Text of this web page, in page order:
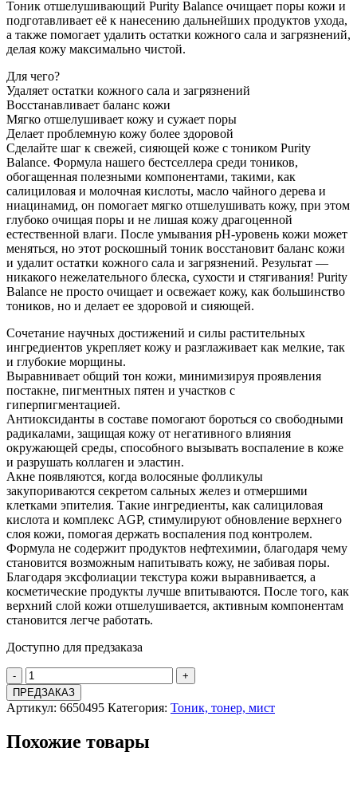
Тоник отшелушивающий Purity Balance очищает поры кожи и
подготавливает её к нанесению дальнейших продуктов ухода,
а также помогает удалить остатки кожного сала и загрязнений,
делая кожу максимально чистой.
Для чего?
Удаляет остатки кожного сала и загрязнений
Восстанавливает баланс кожи
Мягко отшелушивает кожу и сужает поры
Делает проблемную кожу более здоровой
Сделайте шаг к свежей, сияющей коже с тоником Purity
Balance. Формула нашего бестселлера среди тоников,
обогащенная полезными компонентами, такими, как
салициловая и молочная кислоты, масло чайного дерева и
ниацинамид, он помогает мягко отшелушивать кожу, при этом
глубоко очищая поры и не лишая кожу драгоценной
естественной влаги. После умывания pH-уровень кожи может
меняться, но этот роскошный тоник восстановит баланс кожи
и удалит остатки кожного сала и загрязнений. Результат —
никакого нежелательного блеска, сухости и стягивания! Purity
Balance не просто очищает и освежает кожу, как большинство
тоников, но и делает ее здоровой и сияющей.
Сочетание научных достижений и силы растительных
ингредиентов укрепляет кожу и разглаживает как мелкие, так
и глубокие морщины.
Выравнивает общий тон кожи, минимизируя проявления
постакне, пигментных пятен и участков с
гиперпигментацией.
Антиоксиданты в составе помогают бороться со свободными
радикалами, защищая кожу от негативного влияния
окружающей среды, способного вызывать воспаление в коже
и разрушать коллаген и эластин.
Акне появляются, когда волосяные фолликулы
закупориваются секретом сальных желез и отмершими
клетками эпителия. Такие ингредиенты, как салициловая
кислота и комплекс AGP, стимулируют обновление верхнего
слоя кожи, помогая держать воспаления под контролем.
Формула не содержит продуктов нефтехимии, благодаря чему
становится возможным напитывать кожу, не забивая поры.
Благодаря эксфолиации текстура кожи выравнивается, а
косметические продукты лучше впитываются. После того, как
верхний слой кожи отшелушивается, активным компонентам
становится легче работать.
Доступно для предзаказа
-
+
ПРЕДЗАКАЗ
Артикул: 6650495 Категория: Тоник, тонер, мист
Похожие товары